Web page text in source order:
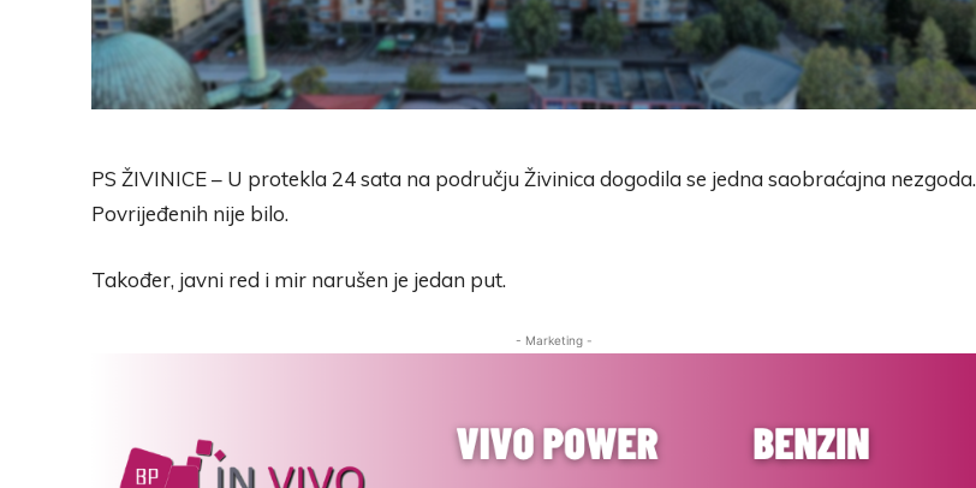
PS ŽIVINICE – U protekla 24 sata na području Živinica dogodila se jedna saobraćajna nezgoda.
Povrijeđenih nije bilo.
Također, javni red i mir narušen je jedan put.
- Marketing -